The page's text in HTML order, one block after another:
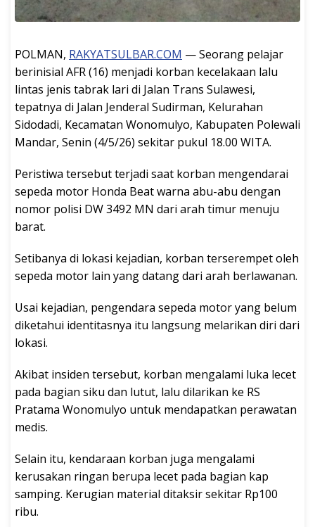
POLMAN, RAKYATSULBAR.COM — Seorang pelajar
berinisial AFR (16) menjadi korban kecelakaan lalu
lintas jenis tabrak lari di Jalan Trans Sulawesi,
tepatnya di Jalan Jenderal Sudirman, Kelurahan
Sidodadi, Kecamatan Wonomulyo, Kabupaten Polewali
Mandar, Senin (4/5/26) sekitar pukul 18.00 WITA.
Peristiwa tersebut terjadi saat korban mengendarai
sepeda motor Honda Beat warna abu-abu dengan
nomor polisi DW 3492 MN dari arah timur menuju
barat.
Setibanya di lokasi kejadian, korban terserempet oleh
sepeda motor lain yang datang dari arah berlawanan.
Usai kejadian, pengendara sepeda motor yang belum
diketahui identitasnya itu langsung melarikan diri dari
lokasi.
Akibat insiden tersebut, korban mengalami luka lecet
pada bagian siku dan lutut, lalu dilarikan ke RS
Pratama Wonomulyo untuk mendapatkan perawatan
medis.
Selain itu, kendaraan korban juga mengalami
kerusakan ringan berupa lecet pada bagian kap
samping. Kerugian material ditaksir sekitar Rp100
ribu.